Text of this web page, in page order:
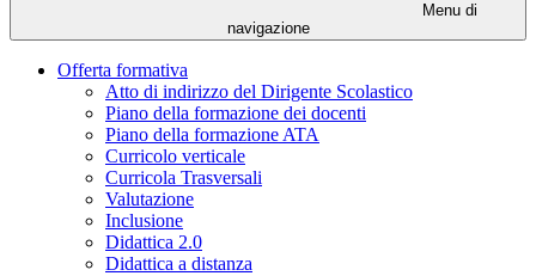
Menu di
navigazione
Offerta formativa
Atto di indirizzo del Dirigente Scolastico
Piano della formazione dei docenti
Piano della formazione ATA
Curricolo verticale
Curricola Trasversali
Valutazione
Inclusione
Didattica 2.0
Didattica a distanza